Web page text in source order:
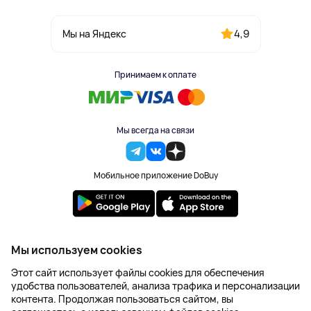
Мы на Яндекс 4,9
Принимаем к оплате
Мы всегда на связи
Мобильное приложение DoBuy
2023-2026 © DoBuy. Все права защищены
Правила обработки персональных данных
Пользовательское соглашение
Оферта
Создание сайта – NetLab
Мы используем cookies
Этот сайт использует файлы cookies для обеспечения
удобства пользователей, анализа трафика и персонализации
контента. Продолжая пользоваться сайтом, вы